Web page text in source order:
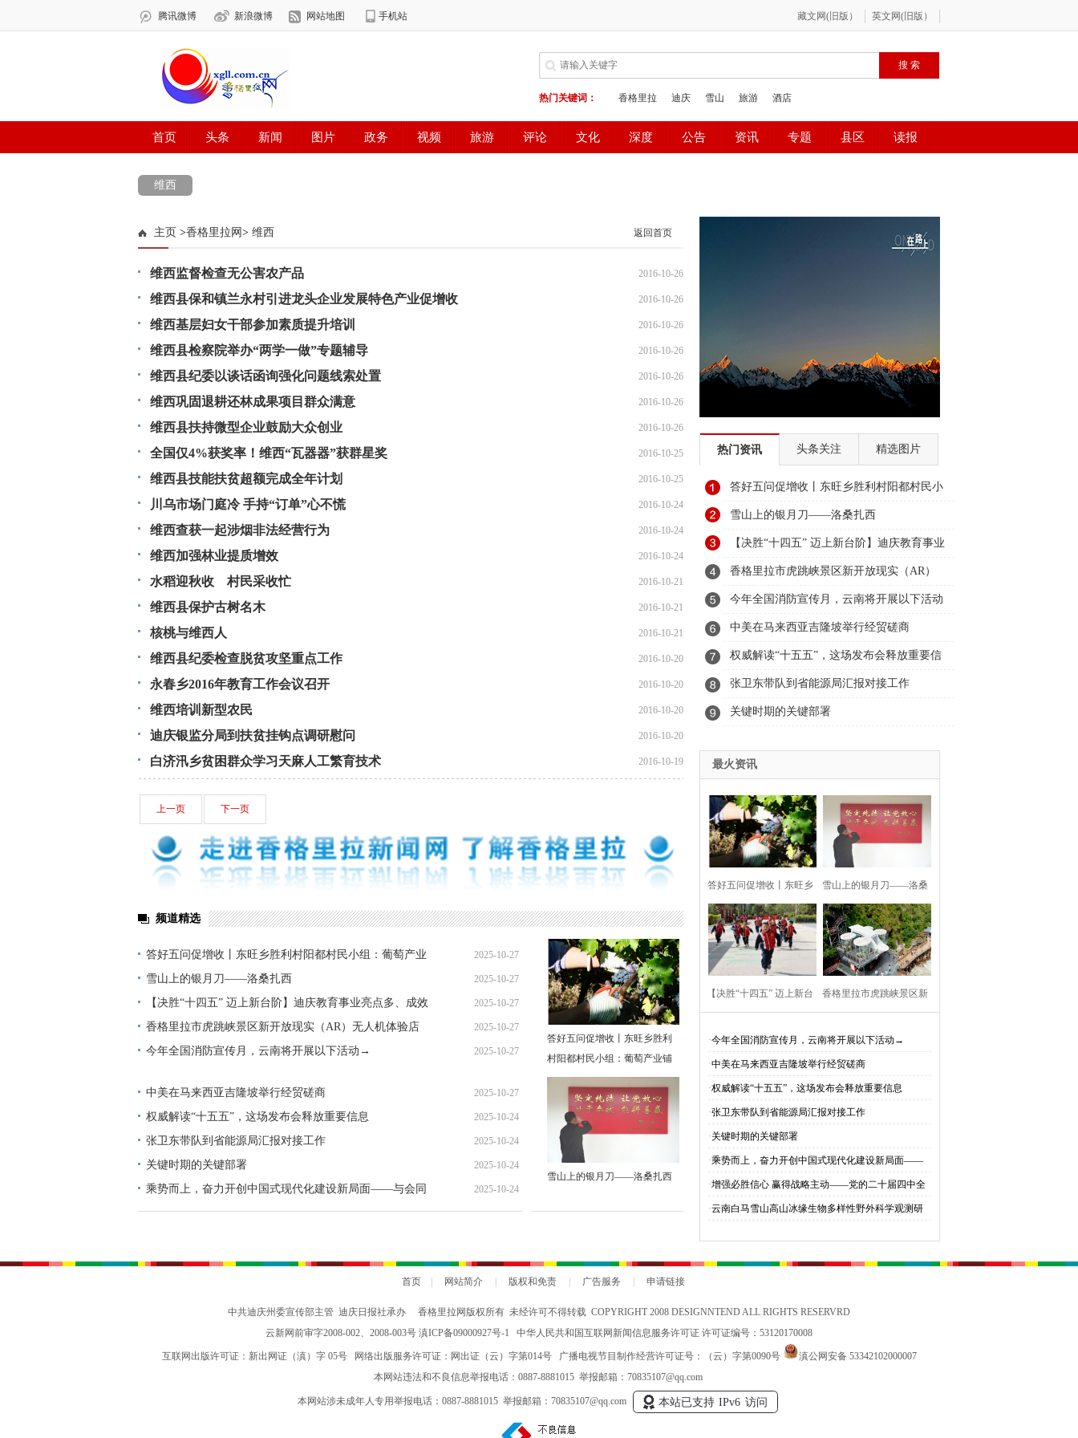
维西
主页 >香格里拉网 > 维西 返回首页
维西监督检查无公害农产品 2016-10-26
维西县保和镇兰永村引进龙头企业发展特色产业促增收 2016-10-26
维西基层妇女干部参加素质提升培训 2016-10-26
维西县检察院举办“两学一做”专题辅导 2016-10-26
维西县纪委以谈话函询强化问题线索处置 2016-10-26
维西巩固退耕还林成果项目群众满意 2016-10-26
维西县扶持微型企业鼓励大众创业 2016-10-26
全国仅4%获奖率！维西“瓦器器”获群星奖 2016-10-25
维西县技能扶贫超额完成全年计划 2016-10-25
川乌市场门庭冷 手持“订单”心不慌 2016-10-24
维西查获一起涉烟非法经营行为 2016-10-24
维西加强林业提质增效 2016-10-24
水稻迎秋收 村民采收忙 2016-10-21
维西县保护古树名木 2016-10-21
核桃与维西人 2016-10-21
维西县纪委检查脱贫攻坚重点工作 2016-10-20
永春乡2016年教育工作会议召开 2016-10-20
维西培训新型农民 2016-10-20
迪庆银监分局到扶贫挂钩点调研慰问 2016-10-20
白济汛乡贫困群众学习天麻人工繁育技术 2016-10-19
上一页 下一页
频道精选
答好五问促增收丨东旺乡胜利村阳都村民小组：葡萄产业
铺就“甜蜜”增收路
2025-10-27
雪山上的银月刀——洛桑扎西 2025-10-27
【决胜“十四五” 迈上新台阶】迪庆教育事业亮点多、成效
显——培根铸魂育桃李
2025-10-27
香格里拉市虎跳峡景区新开放现实（AR）无人机体验店 2025-10-27
今年全国消防宣传月，云南将开展以下活动→ 2025-10-27
中美在马来西亚吉隆坡举行经贸磋商 2025-10-27
权威解读“十五五”，这场发布会释放重要信息 2025-10-24
张卫东带队到省能源局汇报对接工作 2025-10-24
关键时期的关键部署 2025-10-24
乘势而上，奋力开创中国式现代化建设新局面——与会同
志谈贯彻落实党的二十届四中全会精神
2025-10-24
答好五问促增收丨东旺乡胜利
村阳都村民小组：葡萄产业铺
就“甜蜜”增收路
雪山上的银月刀——洛桑扎西
热门资讯 头条关注 精选图片
答好五问促增收丨东旺乡胜利村阳都村民小
组：葡萄产业铺就“甜蜜”增收路
雪山上的银月刀——洛桑扎西
【决胜“十四五” 迈上新台阶】迪庆教育事业
亮点多、成效显——培根铸魂育桃李
香格里拉市虎跳峡景区新开放现实（AR）
无人机体验店
今年全国消防宣传月，云南将开展以下活动
→
中美在马来西亚吉隆坡举行经贸磋商
权威解读“十五五”，这场发布会释放重要信
息
张卫东带队到省能源局汇报对接工作
关键时期的关键部署
最火资讯
答好五问促增收丨东旺乡
胜利村阳都村民小组：葡
萄产业铺就“甜蜜”增收路
雪山上的银月刀——洛桑
扎西
【决胜“十四五” 迈上新台
多、成效显——培根铸魂
育桃李
香格里拉市虎跳峡景区新
·今年全国消防宣传月，云南将开展以下活动→
·中美在马来西亚吉隆坡举行经贸磋商
·权威解读“十五五”，这场发布会释放重要信息
·张卫东带队到省能源局汇报对接工作
·关键时期的关键部署
·乘势而上，奋力开创中国式现代化建设新局面——
与会同志谈贯彻落实党的二十届四中全会精神
·增强必胜信心 赢得战略主动——党的二十届四中全
会锚定中国式现代化发展新目标
·云南白马雪山高山冰缘生物多样性野外科学观测研